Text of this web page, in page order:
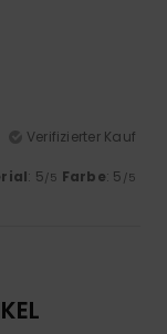
Verifizierter Kauf
: 5/5 Farbe: 5 /5